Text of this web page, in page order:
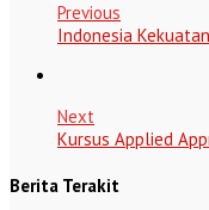
Previous
Indonesia
Next
Kursus Applied
Berita Terakit